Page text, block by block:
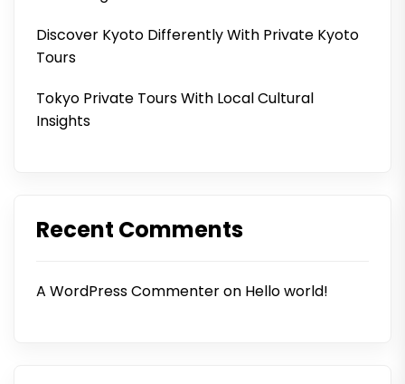
Discover Kyoto Differently With Private Kyoto
Tours
Tokyo Private Tours With Local Cultural
Insights
Recent Comments
A WordPress Commenteron Hello world!